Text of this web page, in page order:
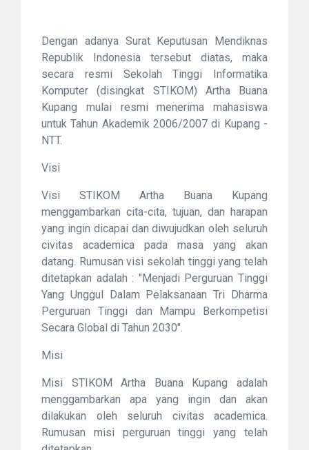
Dengan adanya Surat Keputusan Mendiknas
Republik Indonesia tersebut diatas, maka
secara resmi Sekolah Tinggi Informatika
Komputer (disingkat STIKOM) Artha Buana
Kupang mulai resmi menerima mahasiswa
untuk Tahun Akademik 2006/2007 di Kupang -
NTT.
Visi
Visi STIKOM Artha Buana Kupang
menggambarkan cita-cita, tujuan, dan harapan
yang ingin dicapai dan diwujudkan oleh seluruh
civitas academica pada masa yang akan
datang. Rumusan visi sekolah tinggi yang telah
ditetapkan adalah : "Menjadi Perguruan Tinggi
Yang Unggul Dalam Pelaksanaan Tri Dharma
Perguruan Tinggi dan Mampu Berkompetisi
Secara Global di Tahun 2030".
Misi
Misi STIKOM Artha Buana Kupang adalah
menggambarkan apa yang ingin dan akan
dilakukan oleh seluruh civitas academica.
Rumusan misi perguruan tinggi yang telah